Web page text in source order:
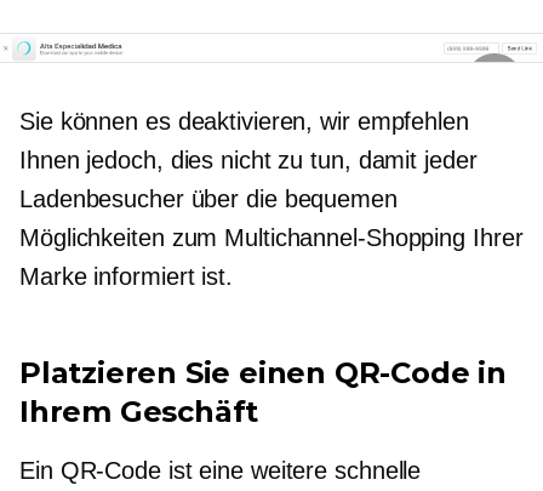
Sie können es deaktivieren, wir empfehlen
Ihnen jedoch, dies nicht zu tun, damit jeder
Ladenbesucher über die bequemen
Möglichkeiten zum Multichannel-Shopping Ihrer
Marke informiert ist.
Platzieren Sie einen QR-Code in
Ihrem Geschäft
Ein QR-Code ist eine weitere schnelle